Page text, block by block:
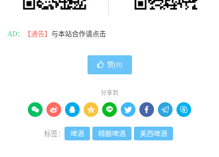
AD： 【通告】 与本站合作请点击
赞(0)
分享到
        
标签： 啤酒 精酿啤酒 美西啤酒